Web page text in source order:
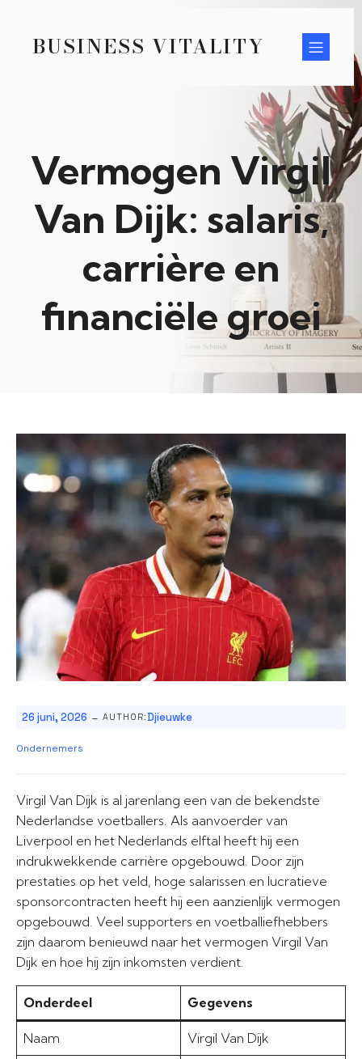
BUSINESS VITALITY
Vermogen Virgil
Van Dijk: salaris,
carrière en
financiële groei
26 juni, 2026 - AUTHOR:Djieuwke
Ondernemers
Virgil Van Dijk is al jarenlang een van de bekendste
Nederlandse voetballers. Als aanvoerder van
Liverpool en het Nederlands elftal heeft hij een
indrukwekkende carrière opgebouwd. Door zijn
prestaties op het veld, hoge salarissen en lucratieve
sponsorcontracten heeft hij een aanzienlijk vermogen
opgebouwd. Veel supporters en voetballiefhebbers
zijn daarom benieuwd naar het vermogen Virgil Van
Dijk en hoe hij zijn inkomsten verdient.
Onderdeel Gegevens
Naam Virgil Van Dijk